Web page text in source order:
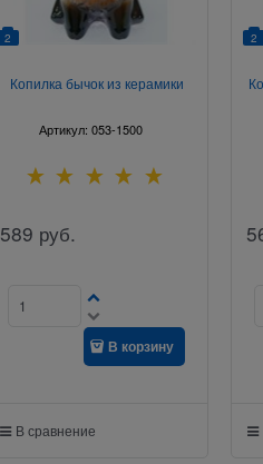
2
Копилка бычок из керамики
Артикул:053-1500
589 руб.
В корзину
В сравнение
2